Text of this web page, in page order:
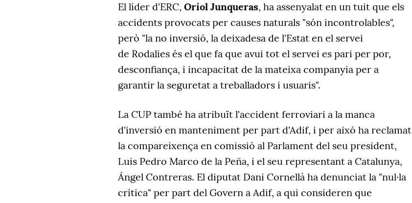
El líder d'ERC, Oriol Junqueras, ha assenyalat en un tuit que els
accidents provocats per causes naturals "són incontrolables",
però "la no inversió, la deixadesa de l'Estat en el servei
de Rodalies és el que fa que avui tot el servei es pari per por,
desconfiança, i incapacitat de la mateixa companyia per a
garantir la seguretat a treballadors i usuaris".
La CUP també ha atribuït l'accident ferroviari a la manca
d'inversió en manteniment per part d'Adif, i per això ha reclamat
la compareixença en comissió al Parlament del seu president,
Luis Pedro Marco de la Peña, i el seu representant a Catalunya,
Ángel Contreras. El diputat Dani Cornellà ha denunciat la "nul·la
crítica" per part del Govern a Adif, a qui consideren que